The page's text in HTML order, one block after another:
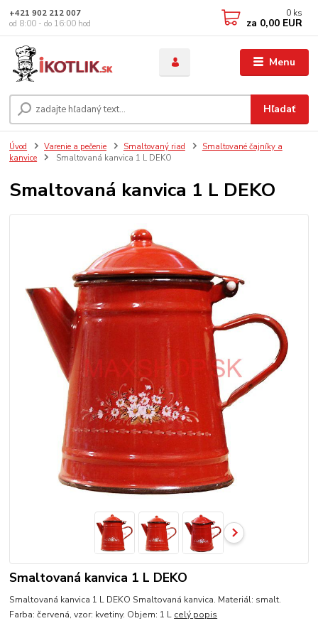
Menu
Hľadať
+421 902 212 007
od 8:00 - do 16:00 hod
0 ks
za 0,00 EUR
Úvod Varenie a pečenie Smaltovaný riad
Smaltované čajníky a
kanvice
Smaltovaná kanvica 1 L DEKO
Smaltovaná kanvica 1 L DEKO
Smaltovaná kanvica 1 L DEKO
Smaltovaná kanvica 1 L DEKO Smaltovaná kanvica. Materiál: smalt.
Farba: červená, vzor: kvetiny. Objem: 1 L celý popis